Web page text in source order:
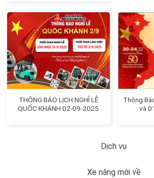
THÔNG BÁO LỊCH NGHỈ LỄ
QUỐC KHÁNH 02-09-2025
Thông
và
Dịch vụ
Xe nâng mới về